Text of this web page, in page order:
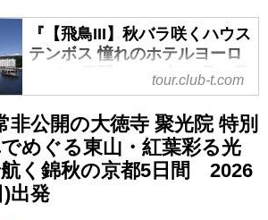
『【飛鳥III】秋バラ咲くハウス
テンボス 憧れのホテルヨーロ
ッパ ５日間』2026年10月31日
(土)出発｜クラブツーリズム
『【飛鳥III】秋バラ咲くハウステ
ンボス 憧れのホテルヨーロッパ ５
日間』2026年10月31日(土)出発の
紹介をしています。ツアー・旅行
のお申込ならクラブツーリズム。
tour.club-t.com
非公開の大徳寺 聚光院 特別
めぐる東山・紅葉彩る光
く錦秋の京都5日間 2026
出発